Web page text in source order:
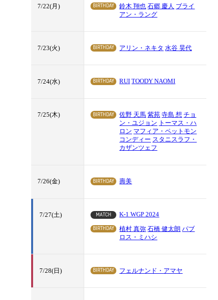
7/22(月) BIRTHDAY 鈴木 翔也 石郷 慶人 ブライ
アン・ラング
7/23(火) BIRTHDAY アリン・ネキタ 水谷 昊代
7/24(水) BIRTHDAY RUI TOODY NAOMI
7/25(木) BIRTHDAY 佐野 天馬 紫苑 寺島 想 チョ
ン・ユジョン
トーマス・ハ
ロン マフィア・ペットモン
コンディー スタニスラフ・
カザンツェフ
7/26(金) BIRTHDAY 壽美
7/27(土) MATCH K-1 WGP 2024
BIRTHDAY 植村 真弥 石橋 健太朗 パブ
ロス・ミハシ
7/28(日) BIRTHDAY フェルナンド・アマヤ